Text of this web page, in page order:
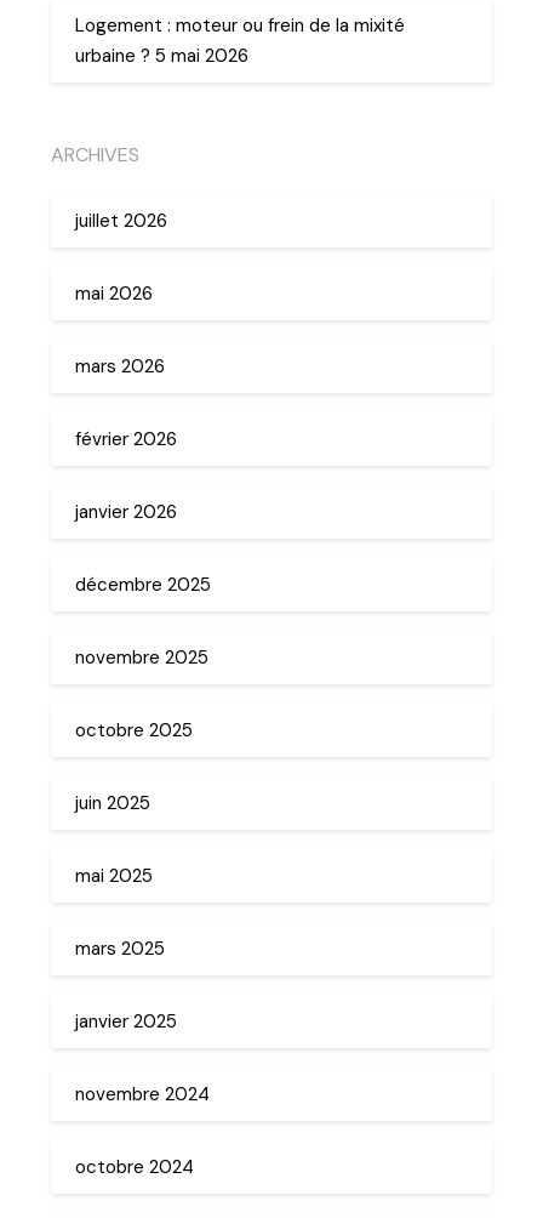
Logement : moteur ou frein de la mixité
urbaine ? 5 mai 2026
ARCHIVES
juillet 2026
mai 2026
mars 2026
février 2026
janvier 2026
décembre 2025
novembre 2025
octobre 2025
juin 2025
mai 2025
mars 2025
janvier 2025
novembre 2024
octobre 2024